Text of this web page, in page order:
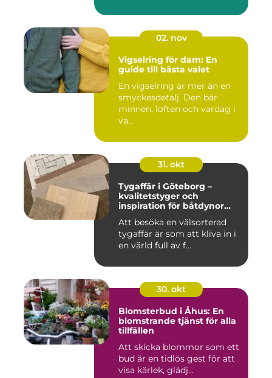
02. nov
Vigselring för dam: En
guide till bästa valet
En vigselring är mer än en
smyckesdetalj. Den bär
minnen, löften och vardag i
va...
31. okt
Tygaffär i Göteborg –
kvalitetstyger och
inspiration för båtdynor
Att besöka en välsorterad
tygaffär är som att kliva in i
en värld full av f...
30. okt
Blomsterbud i Åhus: En
blomstrande tjänst för alla
tillfällen
Att skicka blommor som ett
bud är en tidlös gest för att
visa kärlek, glädj...